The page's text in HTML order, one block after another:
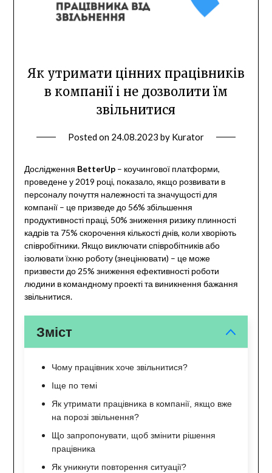
Як утримати цінних працівників
в компанії і не дозволити їм
звільнитися
Posted on 24.08.2023 by Kurator
Дослідження BetterUp– коучингової платформи,
проведене у 2019 році, показало, якщо розвивати в
персоналу почуття належності та значущості для
компанії – це призведе до 56% збільшення
продуктивності праці, 50% зниження ризику плинності
кадрів та 75% скорочення кількості днів, коли хворіють
співробітники. Якщо виключати співробітників або
ізолювати їхню роботу (знецінювати) – це може
призвести до 25% зниження ефективності роботи
людини в командному проекті та виникнення бажання
звільнитися.
Зміст
Чому працівник хоче звільнитися?
Іще по темі
Як утримати працівника в компанії, якщо вже
на порозі звільнення?
Що запропонувати, щоб змінити рішення
працівника
Як уникнути повторення ситуації?